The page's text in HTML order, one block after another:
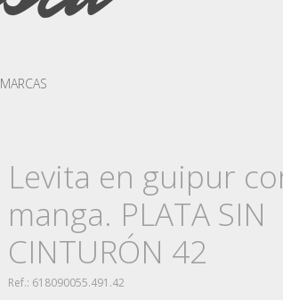
MARCAS
Levita en guipur
manga. PLATA SIN
CINTURÓN 42
Ref.: 618090055.491.42